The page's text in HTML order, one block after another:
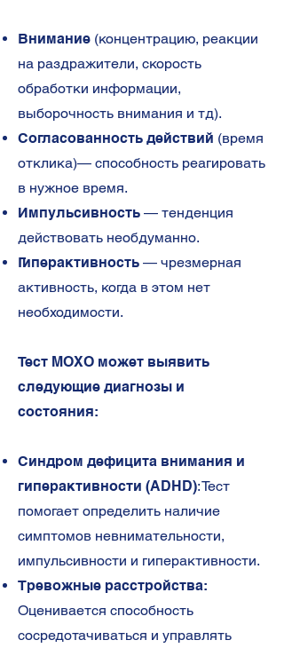
Внимание (концентрацию, реакции
на раздражители, скорость
обработки информации,
выборочность внимания и тд).
Согласованность действий (время
отклика)— способность реагировать
в нужное время.
Импульсивность — тенденция
действовать необдуманно.
Гиперактивность — чрезмерная
активность, когда в этом нет
необходимости.
Тест MOXO может выявить
следующие диагнозы и
состояния:
Синдром дефицита внимания и
гиперактивности (ADHD): Тест
помогает определить наличие
симптомов невнимательности,
импульсивности и гиперактивности.
Тревожные расстройства:
Оценивается способность
сосредотачиваться и управлять